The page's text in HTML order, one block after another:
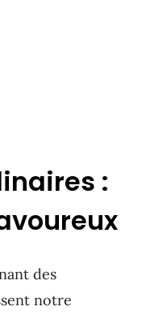
:
des
notre